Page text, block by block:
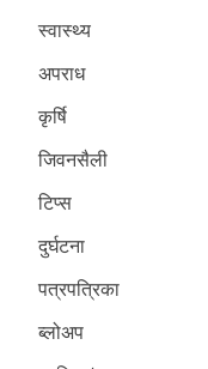
स्वास्थ्य
अपराध
कृर्षि
जिवनसैली
टिप्स
दुर्घटना
पत्रपत्रिका
ब्लोअप